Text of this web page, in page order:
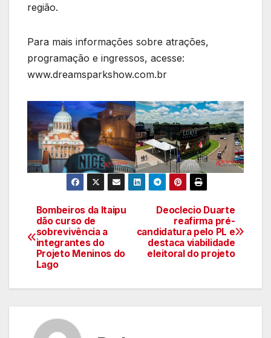
região.
Para mais informações sobre atrações,
programação e ingressos, acesse:
www.dreamsparkshow.com.br
Navegação
de
artigos
Deoclecio Duarte
reafirma pré-
candidatura pelo PL e
destaca viabilidade
eleitoral do projeto
Bombeiros da Itaipu
dão curso de
sobrevivência a
integrantes do
Projeto Meninos do
Lago